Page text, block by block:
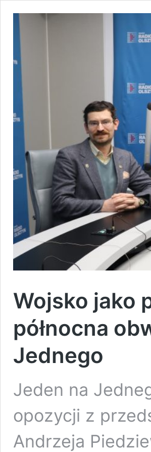
Wojsko jako
północna
Jednego
Jeden na
opozycji z
Andrzeja